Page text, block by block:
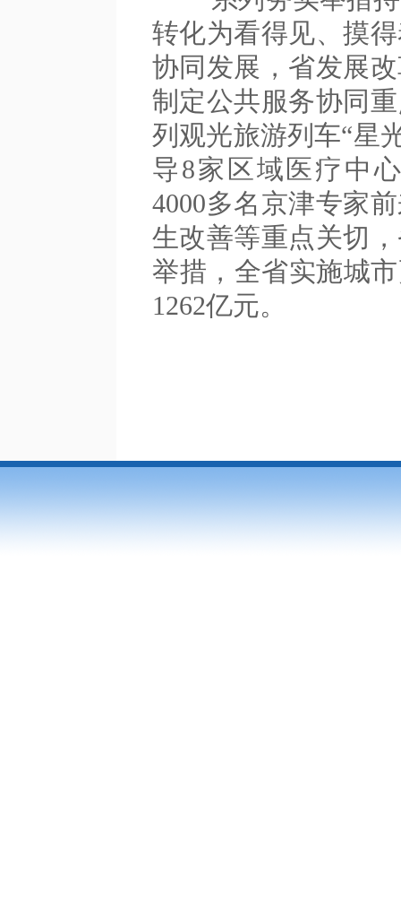
转化为看得见、摸
协同发展，省发展
制定公共服务协同
列观光旅游列车“星
导8家区域医疗中
4000多名京津专家
生改善等重点关切
举措，全省实施城
1262亿元。